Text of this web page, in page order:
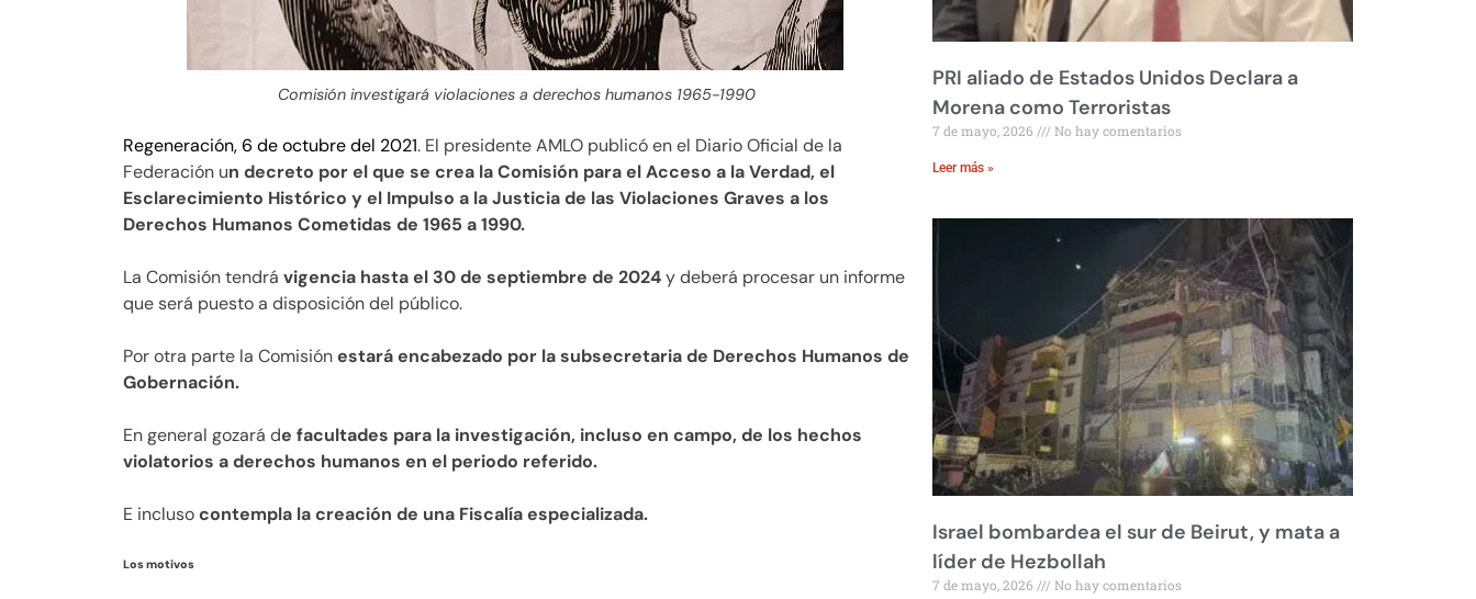
Comisión investigará violaciones a derechos humanos 1965-1990
Regeneración, 6 de octubre del 2021. El presidente AMLO publicó en el Diario Oficial de la
Federación un decreto por el que se crea la Comisión para el Acceso a la Verdad, el
Esclarecimiento Histórico y el Impulso a la Justicia de las Violaciones Graves a los
Derechos Humanos Cometidas de 1965 a 1990.
La Comisión tendrá vigencia hasta el 30 de septiembre de 2024y deberá procesar un informe
que será puesto a disposición del público.
Por otra parte la Comisiónestará encabezado por la subsecretaria de Derechos Humanos de
Gobernación.
En general gozará de facultades para la investigación, incluso en campo, de los hechos
violatorios a derechos humanos en el periodo referido.
E inclusocontempla la creación de una Fiscalía especializada.
Los motivos
PRI aliado de Estados Unidos Declara a
Morena como Terroristas
7 de mayo, 2026 No hay comentarios
Leer más »
Israel bombardea el sur de Beirut, y mata a
líder de Hezbollah
7 de mayo, 2026 No hay comentarios